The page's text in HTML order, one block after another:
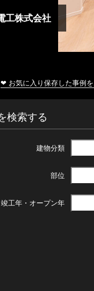
工株式会社
❤ お気に入り保存した事例
検索する
建物分類
部位
竣工年・ オープン年